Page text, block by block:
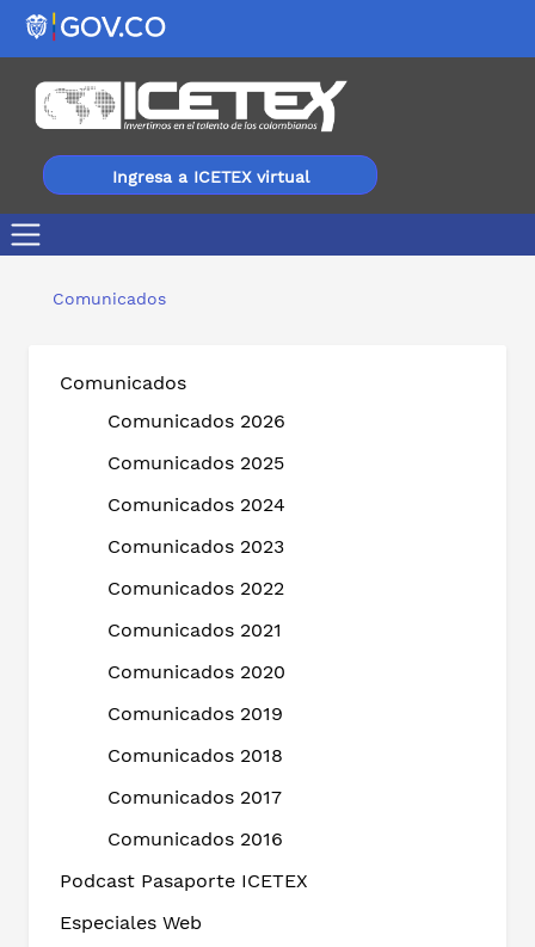
Ingresa a ICETEX virtual
Comunicados
Comunicados
Comunicados 2026
Comunicados 2025
Comunicados 2024
Comunicados 2023
Comunicados 2022
Comunicados 2021
Comunicados 2020
Comunicados 2019
Comunicados 2018
Comunicados 2017
Comunicados 2016
Podcast Pasaporte ICETEX
Especiales Web